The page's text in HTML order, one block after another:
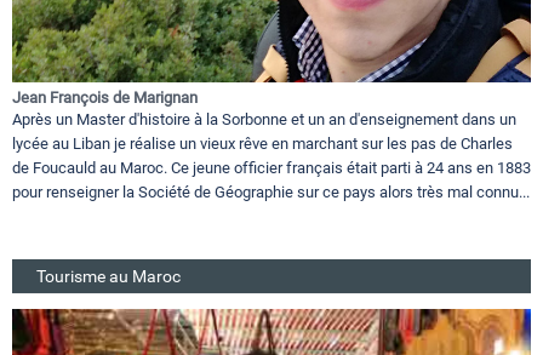
Jean François de Marignan
Après un Master d'histoire à la Sorbonne et un an d'enseignement dans un
lycée au Liban je réalise un vieux rêve en marchant sur les pas de Charles
de Foucauld au Maroc. Ce jeune officier français était parti à 24 ans en 1883
pour renseigner la Société de Géographie sur ce pays alors très mal connu...
Tourisme au Maroc